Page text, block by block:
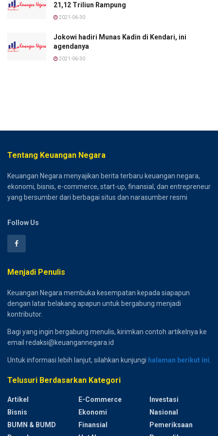
21,12 Triliun Rampung
2021-06-30
Jokowi hadiri Munas Kadin di Kendari, ini
agendanya
2021-06-30
Tentang Keuangan Negara
Keuangan Negara menyajikan berita terbaru keuangan negara,
ekonomi, bisnis, e-commerce, start-up, finansial, dan entrepreneur
yang bersumber dari berbagai situs dan narasumber resmi
Follow Us
Menjadi Penulis
Keuangan Negara membuka kesempatan kepada siapapun
dengan latar belakang apapun untuk bergabung menjadi
kontributor.
Bagi yang ingin bergabung menulis, kirimkan contoh artikelnya ke
email redaksi@keuangannegara.id
Untuk informasi lebih lanjut, silahkan kunjungi halaman berikut ini
Telusuri Berdasarkan Kategori
Artikel
Bisnis
BUMN & BUMD
E-Commerce
Ekonomi
Finansial
Investasi
Nasional
Pemeriksaan